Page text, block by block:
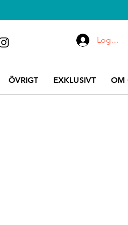
ÖVRIGT EXKLUSIVT OM
Logga